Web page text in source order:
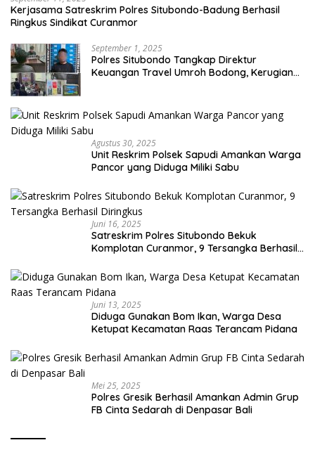
Kerjasama Satreskrim Polres Situbondo-Badung Berhasil
Ringkus Sindikat Curanmor
September 1, 2025
Polres Situbondo Tangkap Direktur
Keuangan Travel Umroh Bodong, Kerugian
Agustus 30, 2025
Unit Reskrim Polsek Sapudi Amankan Warga
Pancor yang Diduga Miliki Sabu
Juni 16, 2025
Satreskrim Polres Situbondo Bekuk
Komplotan Curanmor, 9 Tersangka Berhasil
Juni 13, 2025
Diduga Gunakan Bom Ikan, Warga Desa
Ketupat Kecamatan Raas Terancam Pidana
Mei 25, 2025
Polres Gresik Berhasil Amankan Admin Grup
FB Cinta Sedarah di Denpasar Bali